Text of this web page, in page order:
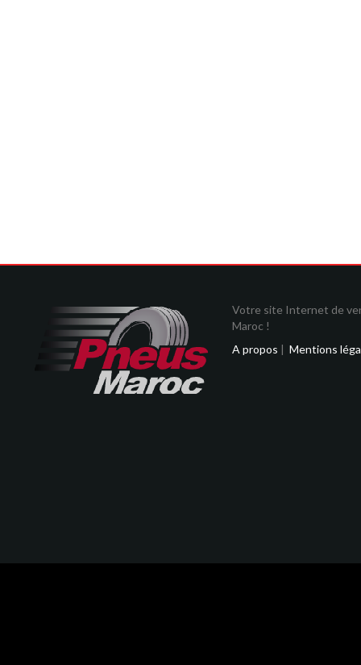
Votre site Internet de
Maroc !
A propos | Mentions